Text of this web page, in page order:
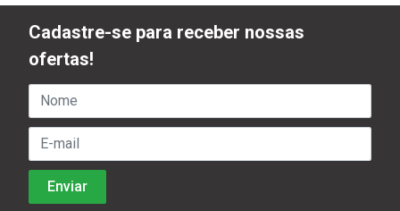
Cadastre-se para receber nossas
ofertas!